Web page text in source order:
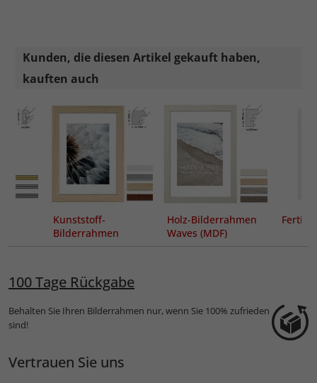
Kunden, die diesen Artikel gekauft haben,
kauften auch
Kunststoff-
Bilderrahmen
Holz-Bilderrahmen
Waves (MDF)
Fertig-
100 Tage Rückgabe
Behalten Sie Ihren Bilderrahmen nur, wenn Sie 100% zufrieden
sind!
Vertrauen Sie uns